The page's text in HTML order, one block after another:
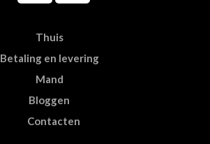
Thuis
Betaling en levering
Mand
Bloggen
Contacten